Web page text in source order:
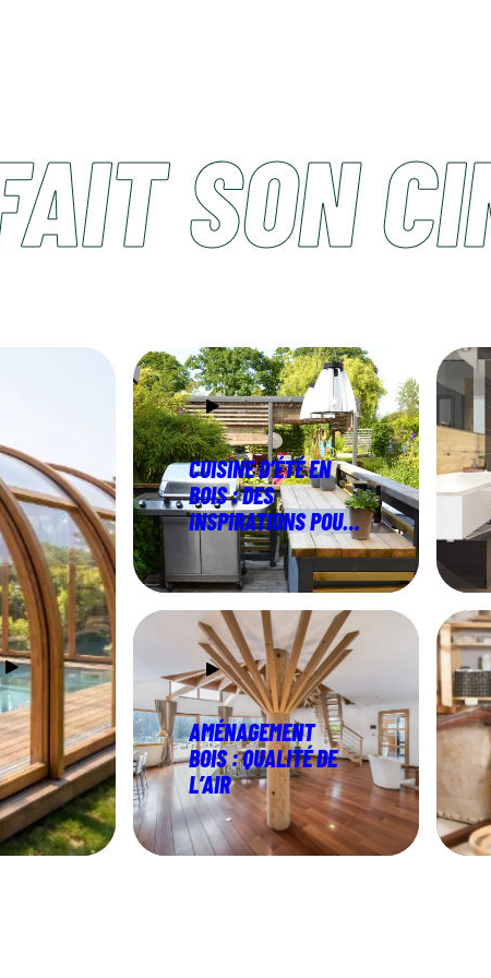
SON
CUISINE D’ÉTÉ EN
BOIS : DES
INSPIRATIONS POUR
TRANSFORMER
VOTRE JARDIN
AMÉNAGEMENT
BOIS : QUALITÉ DE
L’AIR